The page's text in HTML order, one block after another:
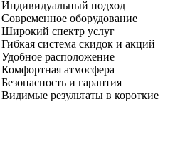
Индивидуальный подход
Современное оборудование
Широкий спектр услуг
Гибкая система скидок и акций
Удобное расположение
Комфортная атмосфера
Безопасность и гарантия
Видимые результаты в короткие